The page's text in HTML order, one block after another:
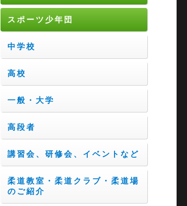
スポーツ少年団
中学校
高校
一般・大学
高段者
講習会、研修会、イベントなど
柔道教室・柔道クラブ・柔道場
のご紹介